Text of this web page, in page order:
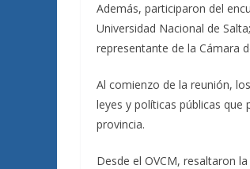
Además, participaron del
Universidad Nacional de
representante de la Cámara
Al comienzo de la reunión,
leyes y políticas públicas
provincia.
Desde el OVCM, resaltaron